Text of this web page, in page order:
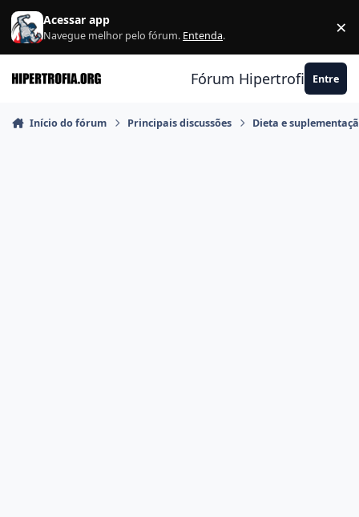
Ir para conteúdo
Acessar app
Navegue melhor pelo fórum. Entenda. ×
Fórum Hipertrofia.org
Entre
Início do fórum Principais discussões Dieta e